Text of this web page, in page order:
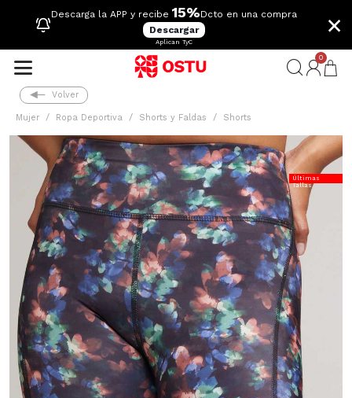
Descarga la APP y recibe 15%Dcto en una compra
Descargar
Aplican TyC
×
0
Volver
Mujer Ropa Deportiva Shorts y Faldas Shorts
Últimas
Tallas